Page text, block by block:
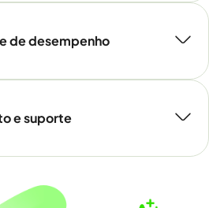
de desempenho
e suporte